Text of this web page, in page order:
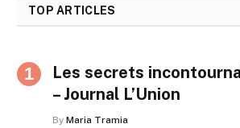
TOP ARTICLES
Les secrets
– Journal L’Union
By Maria Tramia